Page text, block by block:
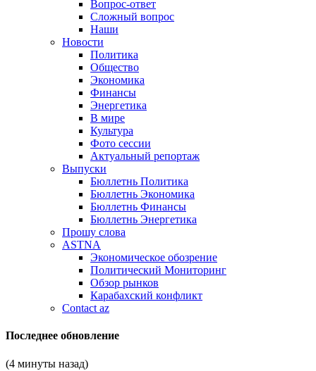
Вопрос-ответ
Сложный вопрос
Наши
Новости
Политика
Общество
Экономика
Финансы
Энергетика
В мире
Культура
Фото сессии
Актуальный репортаж
Выпуски
Бюллетнь Политика
Бюллетнь Экономика
Бюллетнь Финансы
Бюллетнь Энергетика
Прошу слова
ASTNA
Экономическое обозрение
Политический Мониторинг
Обзор рынков
Карабахский конфликт
Contact az
Последнее обновление
(4 минуты назад)